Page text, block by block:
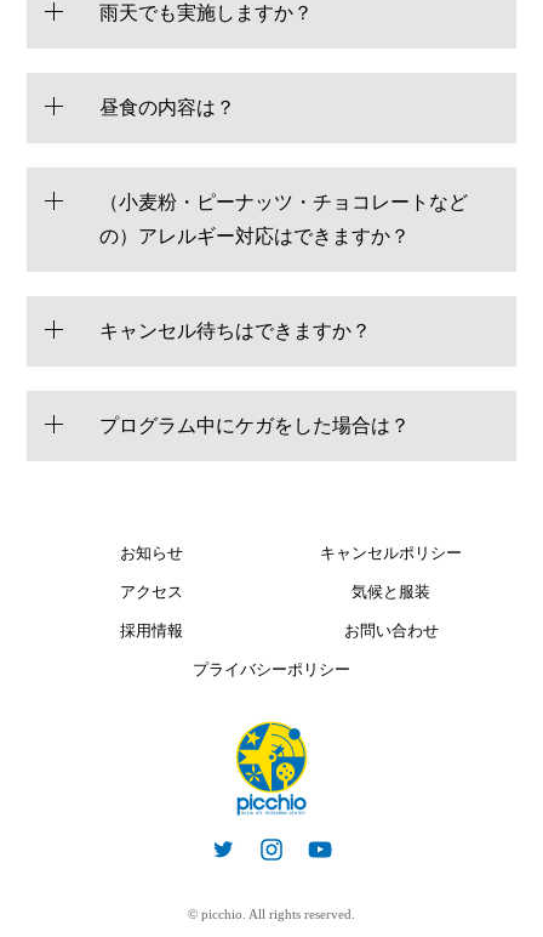
雨天でも実施しますか？
昼食の内容は？
（小麦粉・ピーナッツ・チョコレートなど
の）アレルギー対応はできますか？
キャンセル待ちはできますか？
プログラム中にケガをした場合は？
お知らせ キャンセルポリシー
アクセス 気候と服装
採用情報 お問い合わせ
プライバシーポリシー
© picchio. All rights reserved.